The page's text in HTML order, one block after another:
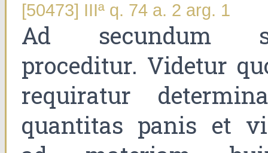
[50473] IIIª q. 74 a. 2 arg. 1
Ad secundum
proceditur. Videtur
requiratur
quantitas panis et